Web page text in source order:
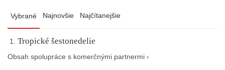
Vybrané Najnovšie Najčítanejšie
Tropické šestonedelie
Obsah spolupráce s komerčnými partnermi ›